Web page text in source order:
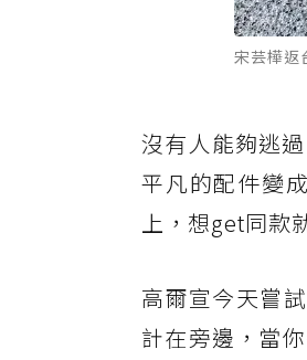
宋芸樺返
沒有人能夠逃
平凡的配件變
上，想get同款
高爾宣今天嘗
計在旁邊，當